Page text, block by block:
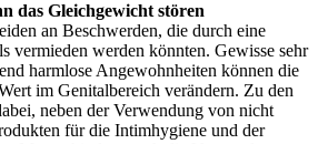
das Gleichgewicht stören
an Beschwerden, die durch eine
vermieden werden könnten. Gewisse sehr
harmlose Angewohnheiten können die
im Genitalbereich verändern. Zu den
neben der Verwendung von nicht
für die Intimhygiene und der